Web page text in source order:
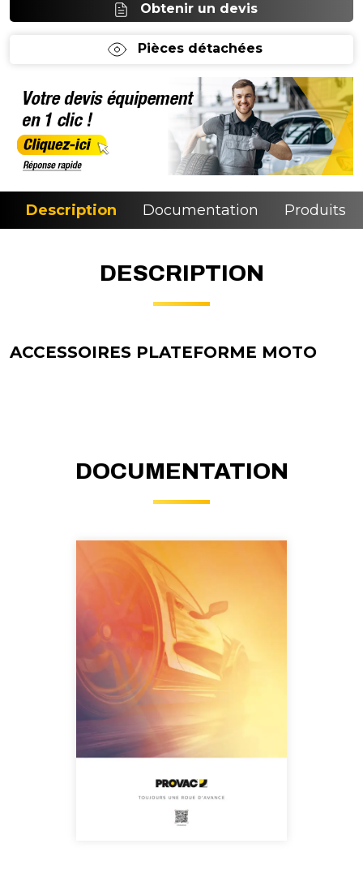
Obtenir un devis
Pièces détachées
Description Documentation Produits
DESCRIPTION
ACCESSOIRES PLATEFORME MOTO
DOCUMENTATION